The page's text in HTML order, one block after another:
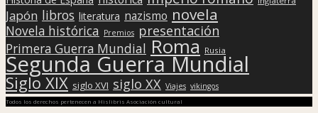
Japón libros literatura nazismo novela
Novela histórica Premios presentación
Primera Guerra Mundial Roma Rusia
Segunda Guerra Mundial
Siglo XIX siglo XVI siglo XX Viajes vikingos
Todos los derechos pertenecen a Hislibris Asociación cultural